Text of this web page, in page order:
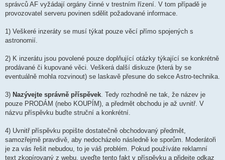
správců AF vyžádají orgány činné v trestním řízení. V tom případě je
provozovatel serveru povinen sdělit požadované informace.
1) Veškeré inzeráty se musí týkat pouze věcí přímo spojených s
astronomií.
2) K inzerátu jsou povolené pouze doplňující otázky týkající se konkrétně
prodávané či kupované věci. Veškerá další diskuze (která by se
eventuálně mohla rozvinout) se laskavě přesune do sekce Astro-technika.
3) Nazývejte správně příspěvek. Tedy rozhodně ne tak, že název je
pouze PRODÁM (nebo KOUPÍM), a předmět obchodu je až uvnitř. V
názvu příspěvku buďte struční a konkrétní.
4) Uvnitř příspěvku popište dostatečně obchodovaný předmět,
samozřejmě pravdivě, aby nedocházelo následně ke sporům. Moderátoři
je za vás řešit nebudou, to je váš problém. Pokud používáte reklamní
text zkopírovaný z webu, uveďte tento fakt v příspěvku a přidejte odkaz